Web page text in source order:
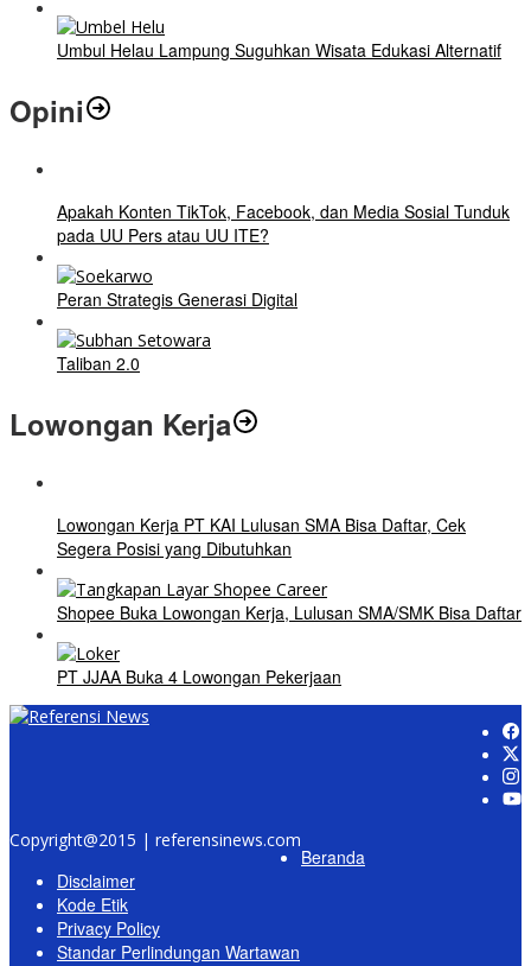
Umbul Helau Lampung Suguhkan Wisata Edukasi Alternatif
Opini
Apakah Konten TikTok, Facebook, dan Media Sosial Tunduk
pada UU Pers atau UU ITE?
Peran Strategis Generasi Digital
Taliban 2.0
Lowongan Kerja
Lowongan Kerja PT KAI Lulusan SMA Bisa Daftar, Cek
Segera Posisi yang Dibutuhkan
Shopee Buka Lowongan Kerja, Lulusan SMA/SMK Bisa Daftar
PT JJAA Buka 4 Lowongan Pekerjaan
Copyright@2015 | referensinews.com
Beranda
Disclaimer
Kode Etik
Privacy Policy
Standar Perlindungan Wartawan